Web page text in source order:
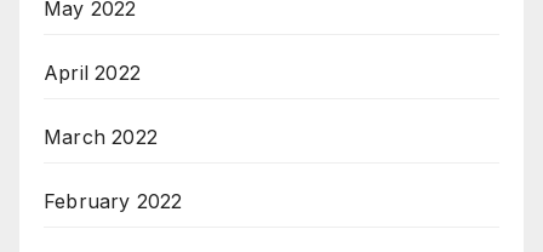
May 2022
April 2022
March 2022
February 2022